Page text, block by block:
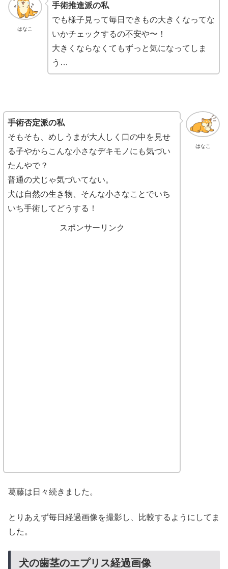
はなこ
手術推進派の私
でも様子見って毎日できもの大きくなってな
いかチェックするの不安や〜！
大きくならなくてもずっと気になってしま
う…
はなこ
手術否定派の私
そもそも、めしうまが大人しく口の中を見せ
る子やからこんな小さなデキモノにも気づい
たんやで？
普通の犬じゃ気づいてない。
犬は自然の生き物、そんな小さなことでいち
いち手術してどうする！
スポンサーリンク
葛藤は日々続きました。
とりあえず毎日経過画像を撮影し、比較するようにしてま
した。
犬の歯茎のエプリス経過画像